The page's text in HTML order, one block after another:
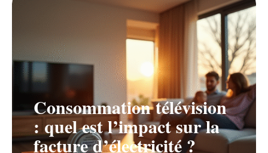
Consommation télévision
: quel est l’impact sur la
facture d’électricité ?